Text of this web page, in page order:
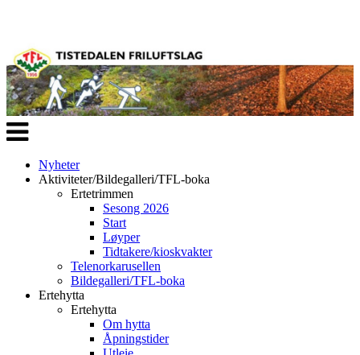
Veksle
navigasjon
Nyheter
Aktiviteter/Bildegalleri/TFL-boka
Ertetrimmen
Sesong 2026
Start
Løyper
Tidtakere/kioskvakter
Telenorkarusellen
Bildegalleri/TFL-boka
Ertehytta
Ertehytta
Om hytta
Åpningstider